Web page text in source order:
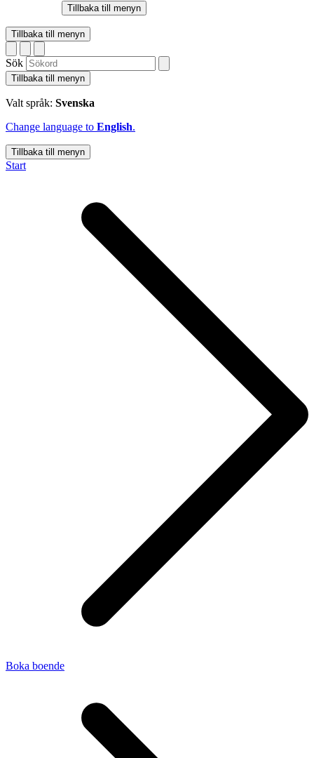
Tillbaka till menyn
Tillbaka till menyn
Sök
Tillbaka till menyn
Valt språk: Svenska
Change language to English.
Tillbaka till menyn
Start
Boka boende